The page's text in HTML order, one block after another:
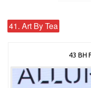
41. Art By Tea
43 BH